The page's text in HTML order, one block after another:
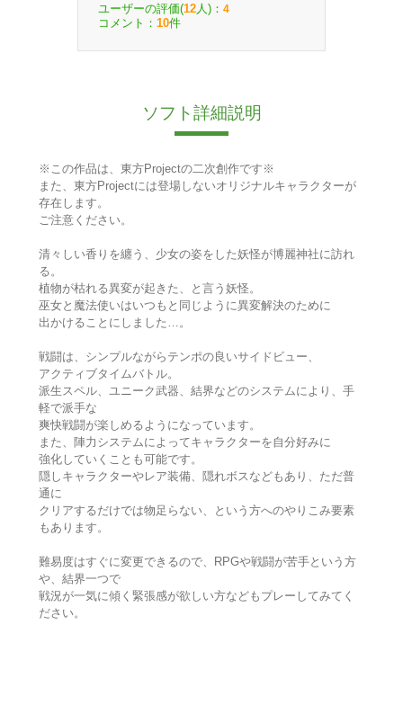
ユーザーの評価(12 人)： 4
コメント： 10件
ソフト詳細説明
※この作品は、東方Projectの二次創作です※
また、東方Projectには登場しないオリジナルキャラクターが
存在します。
ご注意ください。
清々しい香りを纏う、少女の姿をした妖怪が博麗神社に訪れ
る。
植物が枯れる異変が起きた、と言う妖怪。
巫女と魔法使いはいつもと同じように異変解決のために
出かけることにしました…。
戦闘は、シンプルながらテンポの良いサイドビュー、
アクティブタイムバトル。
派生スペル、ユニーク武器、結界などのシステムにより、手
軽で派手な
爽快戦闘が楽しめるようになっています。
また、陣力システムによってキャラクターを自分好みに
強化していくことも可能です。
隠しキャラクターやレア装備、隠れボスなどもあり、ただ普
通に
クリアするだけでは物足らない、という方へのやりこみ要素
もあります。
難易度はすぐに変更できるので、RPGや戦闘が苦手という方
や、結界一つで
戦況が一気に傾く緊張感が欲しい方などもプレーしてみてく
ださい。